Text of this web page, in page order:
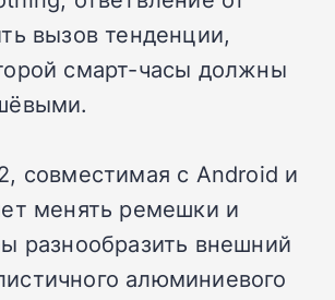
вызов тенденции,
смарт-часы должны
совместимая с Android и
менять ремешки и
разнообразить внешний
алюминиевого